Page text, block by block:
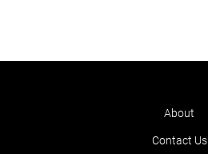
About
Contact Us